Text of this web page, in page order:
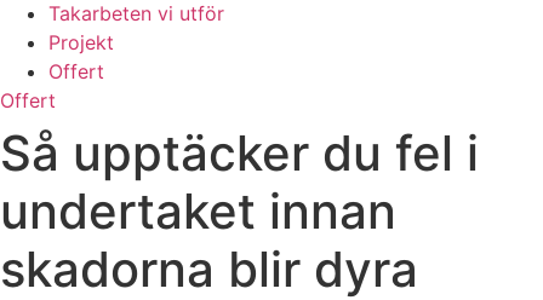
Takarbeten vi utför
Projekt
Offert
Offert
Så upptäcker du fel i
undertaket innan
skadorna blir dyra